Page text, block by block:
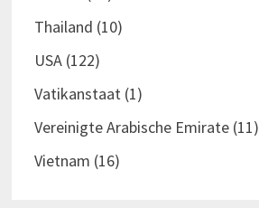
Thailand (10)
USA(122)
Vatikanstaat(1)
Vereinigte Arabische Emirate(11)
Vietnam (16)